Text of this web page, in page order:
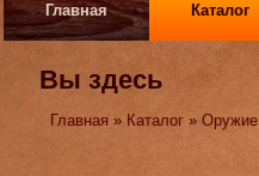
Главная Каталог
Вы здесь
Главная » Каталог »Оружие